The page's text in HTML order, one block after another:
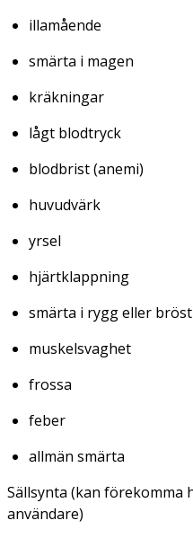
illamående
smärta i magen
kräkningar
lågt blodtryck
blodbrist (anemi)
huvudvärk
yrsel
hjärtklappning
smärta i rygg eller bröst
muskelsvaghet
frossa
feber
allmän smärta
Sällsynta (kan förekomma
användare)